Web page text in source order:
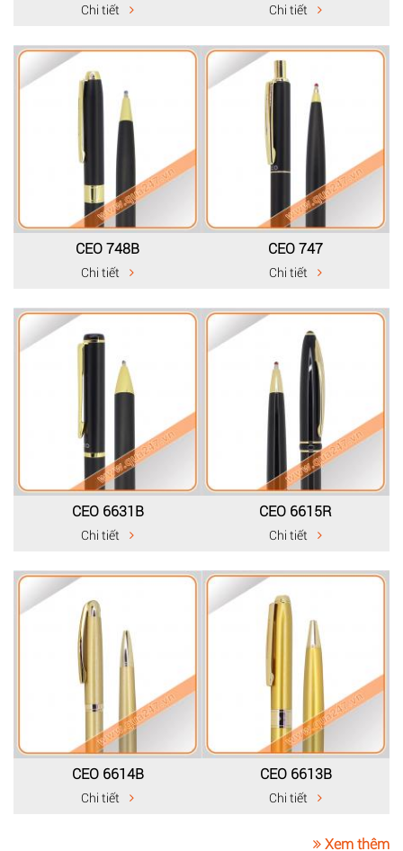
Chi tiết Chi tiết
CEO 748B
Chi tiết
CEO 747
Chi tiết
CEO 6631B
Chi tiết
CEO 6615R
Chi tiết
CEO 6614B
Chi tiết
CEO 6613B
Chi tiết
Xem thêm